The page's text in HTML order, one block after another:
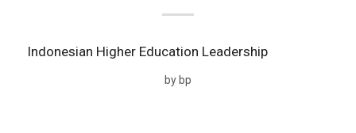
Indonesian Higher Education Leadership
by bp